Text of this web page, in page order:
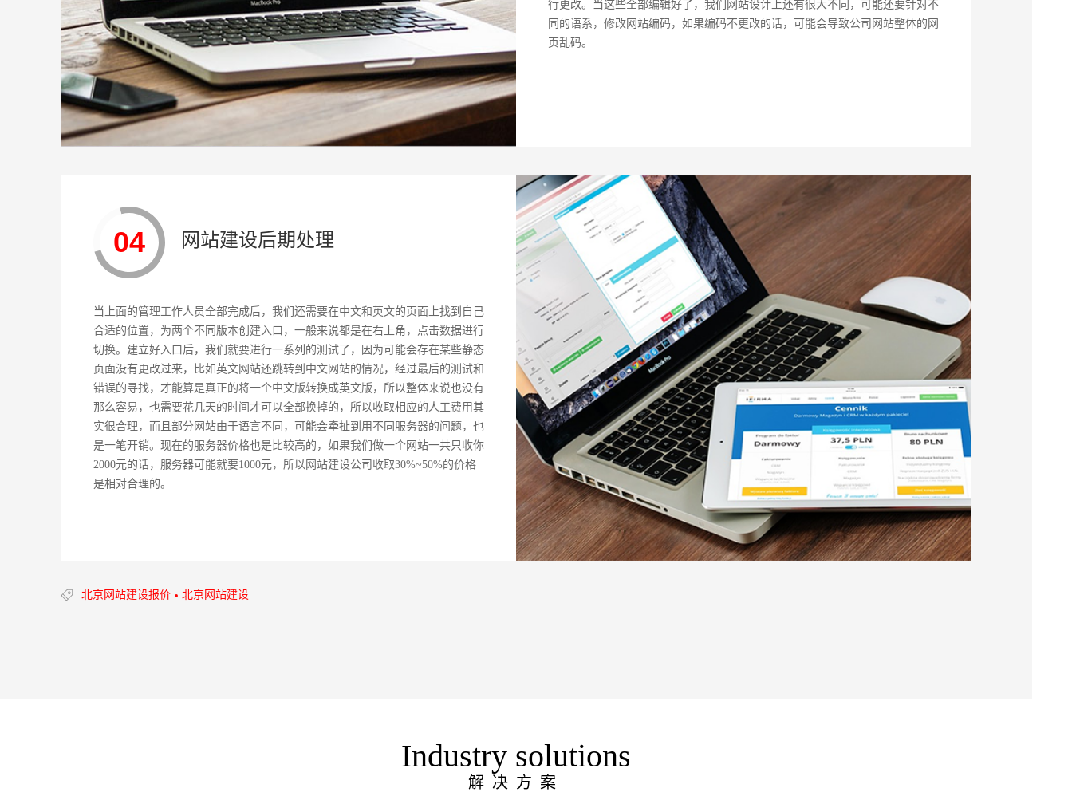
行更改。当这些全部编辑好了，我们网站设计上还有很大不同，可能还要针对不
同的语系，修改网站编码，如果编码不更改的话，可能会导致公司网站整体的网
页乱码。
04 网站建设后期处理
当上面的管理工作人员全部完成后，我们还需要在中文和英文的页面上找到自己
合适的位置，为两个不同版本创建入口，一般来说都是在右上角，点击数据进行
切换。建立好入口后，我们就要进行一系列的测试了，因为可能会存在某些静态
页面没有更改过来，比如英文网站还跳转到中文网站的情况，经过最后的测试和
错误的寻找，才能算是真正的将一个中文版转换成英文版，所以整体来说也没有
那么容易，也需要花几天的时间才可以全部换掉的，所以收取相应的人工费用其
实很合理，而且部分网站由于语言不同，可能会牵扯到用不同服务器的问题，也
是一笔开销。现在的服务器价格也是比较高的，如果我们做一个网站一共只收你
2000元的话，服务器可能就要1000元，所以网站建设公司收取30%~50%的价格
是相对合理的。
北京网站建设报价 北京网站建设
Industry solutions
解决方案